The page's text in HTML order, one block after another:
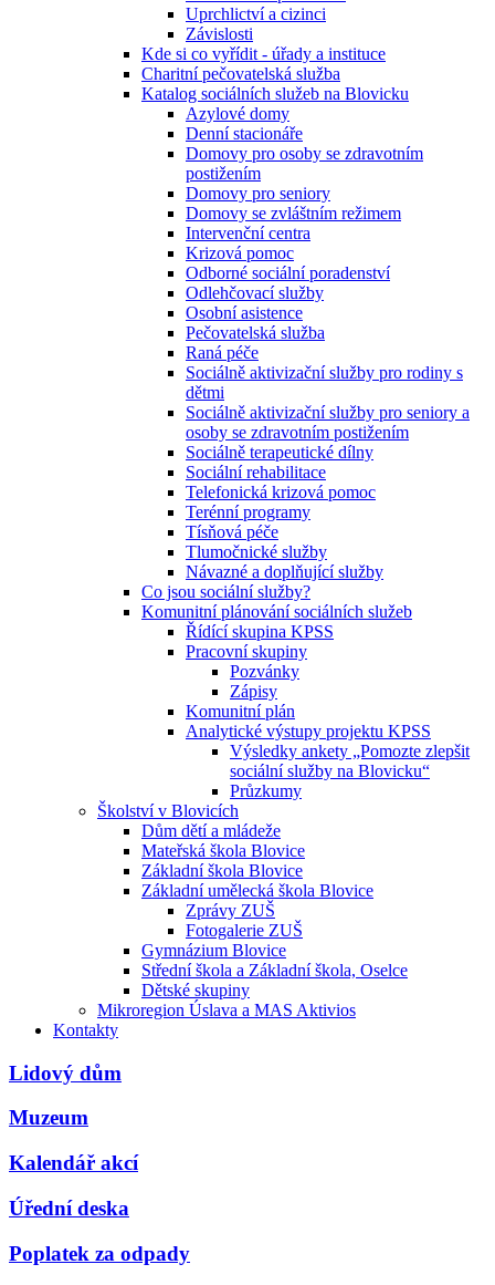
Uprchlictví a cizinci
Závislosti
Kde si co vyřídit - úřady a instituce
Charitní pečovatelská služba
Katalog sociálních služeb na Blovicku
Azylové domy
Denní stacionáře
Domovy pro osoby se zdravotním
postižením
Domovy pro seniory
Domovy se zvláštním režimem
Intervenční centra
Krizová pomoc
Odborné sociální poradenství
Odlehčovací služby
Osobní asistence
Pečovatelská služba
Raná péče
Sociálně aktivizační služby pro rodiny s
dětmi
Sociálně aktivizační služby pro seniory a
osoby se zdravotním postižením
Sociálně terapeutické dílny
Sociální rehabilitace
Telefonická krizová pomoc
Terénní programy
Tísňová péče
Tlumočnické služby
Návazné a doplňující služby
Co jsou sociální služby?
Komunitní plánování sociálních služeb
Řídící skupina KPSS
Pracovní skupiny
Pozvánky
Zápisy
Komunitní plán
Analytické výstupy projektu KPSS
Výsledky ankety „Pomozte zlepšit
sociální služby na Blovicku“
Průzkumy
Školství v Blovicích
Dům dětí a mládeže
Mateřská škola Blovice
Základní škola Blovice
Základní umělecká škola Blovice
Zprávy ZUŠ
Fotogalerie ZUŠ
Gymnázium Blovice
Střední škola a Základní škola, Oselce
Dětské skupiny
Mikroregion Úslava a MAS Aktivios
Kontakty
Lidový dům
Muzeum
Kalendář akcí
Úřední deska
Poplatek za odpady